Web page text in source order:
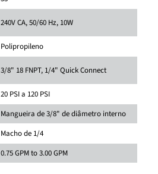
240V CA, 50/60 Hz, 10W
Polipropileno
3/8" 18 FNPT, 1/4" Quick Connect
20 PSI a 120 PSI
Mangueira de 3/8" de diâmetro interno
Macho de 1/4
0.75 GPM to 3.00 GPM